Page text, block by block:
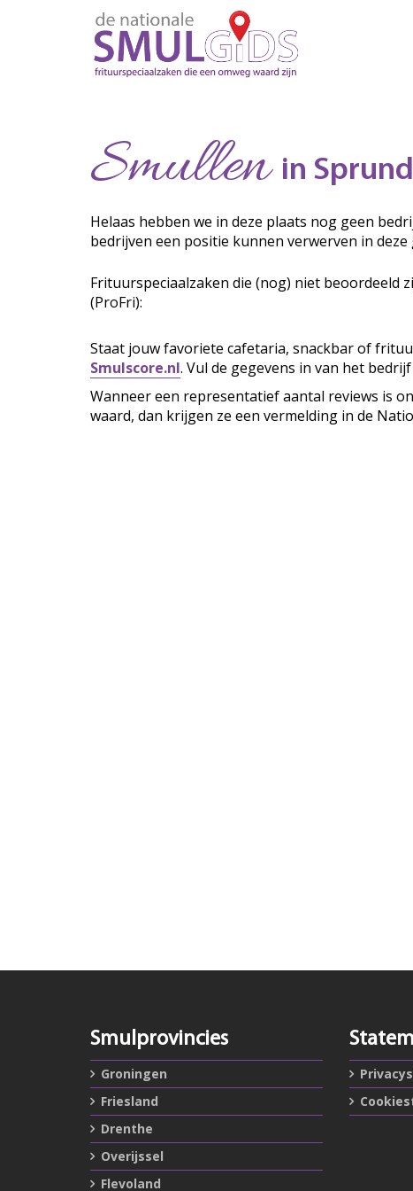
Smullenin
Helaas hebben we in deze plaats nog geen
bedrijven een positie kunnen verwerven in deze
Frituurspeciaalzaken die (nog) niet beoordeeld
(ProFri):
Staat jouw favoriete cafetaria, snackbar of
Smulscore.nl. Vul de gegevens in van het
Wanneer een representatief aantal reviews is
waard, dan krijgen ze een vermelding in de
Smulprovincies
Groningen
Friesland
Drenthe
Overijssel
Flevoland